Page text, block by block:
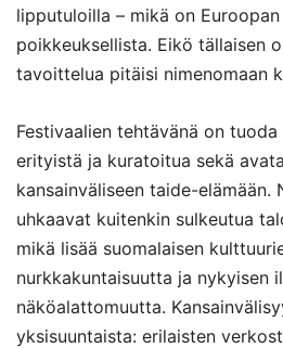
lipputuloilla – mikä on
poikkeuksellista. Eikö tällaisen
tavoittelua pitäisi nimenomaan
Festivaalien tehtävänä on
erityistä ja kuratoitua sekä
kansainväliseen taide-elämään.
uhkaavat kuitenkin sulkeutua
mikä lisää suomalaisen
nurkkakuntaisuutta ja nykyisen
näköalattomuutta.
yksisuuntaista: erilaisten